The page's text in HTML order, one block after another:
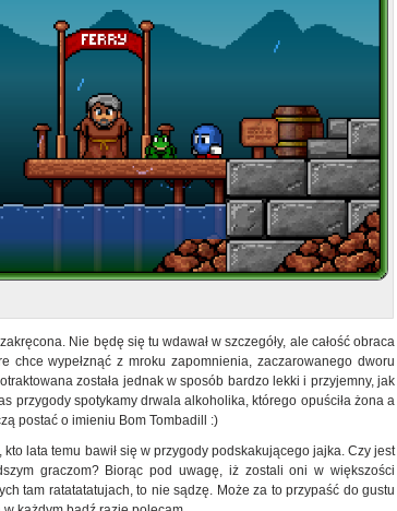
Nie będę się tu wdawał w szczegóły, ale całość obraca
chce wypełznąć z mroku zapomnienia, zaczarowanego dworu
została jednak w sposób bardzo lekki i przyjemny, jak
przygody spotykamy drwala alkoholika, którego opuściła żona a
postać o imieniu Bom Tombadill :)
lata temu bawił się w przygody podskakującego jajka. Czy jest
graczom? Biorąc pod uwagę, iż zostali oni w większości
tam ratatatatujach, to nie sądzę. Może za to przypaść do gustu